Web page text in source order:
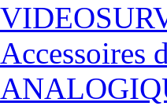
Accessoires